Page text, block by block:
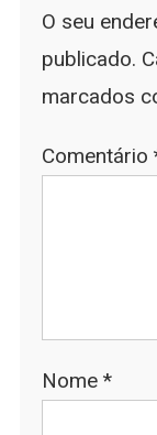
O seu
publicado.
marcados
Comentário
Nome *